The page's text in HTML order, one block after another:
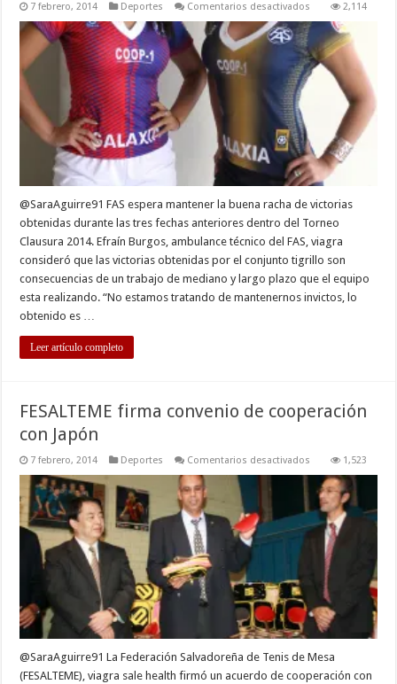
7 febrero, 2014 Deportes Comentarios desactivados
mantener
buena
racha
2,114
@SaraAguirre91 FAS espera mantener la buena racha de victorias
obtenidas durante las tres fechas anteriores dentro del Torneo
Clausura 2014. Efraín Burgos, ambulance técnico del FAS, viagra
consideró que las victorias obtenidas por el conjunto tigrillo son
consecuencias de un trabajo de mediano y largo plazo que el equipo
esta realizando. “No estamos tratando de mantenernos invictos, lo
obtenido es …
Leer artículo completo
FESALTEME firma convenio de cooperación
con Japón
7 febrero, 2014 Deportes Comentarios desactivados
firma
convenio
de
cooperación
con
Japón
1,523
@SaraAguirre91 La Federación Salvadoreña de Tenis de Mesa
(FESALTEME), viagra sale health firmó un acuerdo de cooperación con